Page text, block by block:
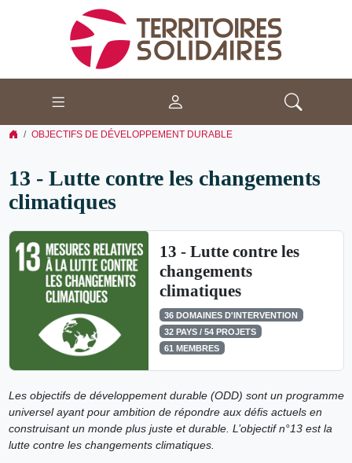
OBJECTIFS DE DÉVELOPPEMENT DURABLE
13 - Lutte contre les changements
climatiques
13 - Lutte contre les
changements
climatiques
36 DOMAINES D'INTERVENTION
32 PAYS / 54 PROJETS
61 MEMBRES
Les objectifs de développement durable (ODD) sont un programme
universel ayant pour ambition de répondre aux défis actuels en
construisant un monde plus juste et durable. L’objectif n°13 est la
lutte contre les changements climatiques.